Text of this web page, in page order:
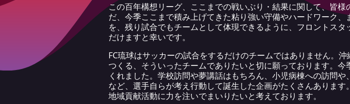
この百年構想リーグ、ここまでの戦いぶり・結果に関して、皆
だ、今季ここまで積み上げてきた粘り強い守備やハードワーク
を、残り試合でもチームとして体現できるように、フロントス
だけますと幸いです。
FC琉球はサッカーの試合をするだけのチームではありません。
つくる、そういったチームでありたいと切に願っております。
くれました。学校訪問や夢講話はもちろん、小児病棟への訪問
など、選手自らが考え行動して誕生した企画がたくさんありま
地域貢献活動に力を注いでまいりたいと考えております。